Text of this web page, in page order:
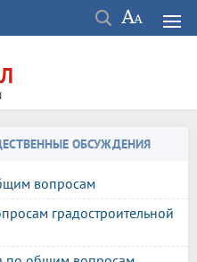
ОБСУЖДЕНИЯ
вопросам
градостроительной